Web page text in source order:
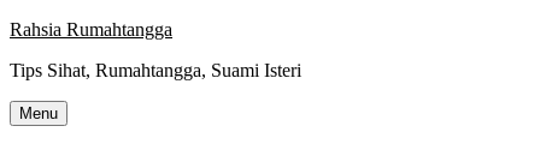
Skip
content
Rahsia Rumahtangga
Tips Sihat, Rumahtangga, Suami Isteri
Menu